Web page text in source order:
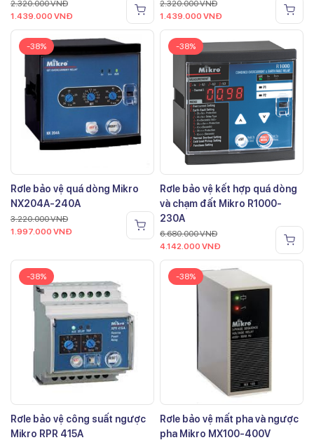
2.320.000VNĐ
1.439.000 VNĐ
2.320.000VNĐ
1.439.000 VNĐ
-38%
Rơle bảo vệ quá dòng Mikro
NX204A-240A
3.220.000VNĐ
1.997.000 VNĐ
-38%
Rơle bảo vệ kết hợp quá dòng
và chạm đất Mikro R1000-
230A
6.680.000VNĐ
4.142.000 VNĐ
-38%
Rơle bảo vệ công suất ngược
Mikro RPR 415A
-38%
Rơle bảo vệ mất pha và ngược
pha Mikro MX100-400V